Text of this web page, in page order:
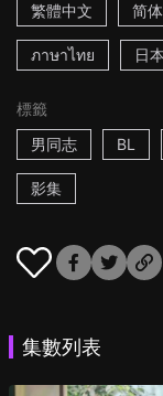
繁體中文
简
ภาษาไทย 日
標籤
男同志
BL
影集
集數列表